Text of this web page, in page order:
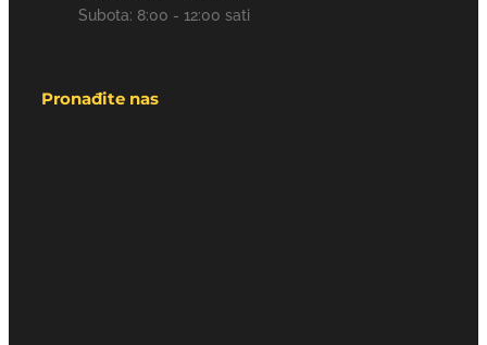
Subota: 8:00 - 12:00 sati
Pronađite nas